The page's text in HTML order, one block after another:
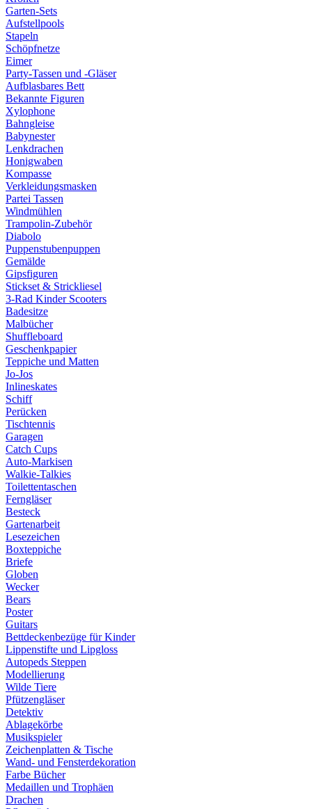
Garten-Sets
Aufstellpools
Stapeln
Schöpfnetze
Eimer
Party-Tassen und -Gläser
Aufblasbares Bett
Bekannte Figuren
Xylophone
Bahngleise
Babynester
Lenkdrachen
Honigwaben
Kompasse
Verkleidungsmasken
Partei Tassen
Windmühlen
Trampolin-Zubehör
Diabolo
Puppenstubenpuppen
Gemälde
Gipsfiguren
Stickset & Strickliesel
3-Rad Kinder Scooters
Badesitze
Malbücher
Shuffleboard
Geschenkpapier
Teppiche und Matten
Jo-Jos
Inlineskates
Schiff
Perücken
Tischtennis
Garagen
Catch Cups
Auto-Markisen
Walkie-Talkies
Toilettentaschen
Ferngläser
Besteck
Gartenarbeit
Lesezeichen
Boxteppiche
Briefe
Globen
Wecker
Bears
Poster
Guitars
Bettdeckenbezüge für Kinder
Lippenstifte und Lipgloss
Autopeds Steppen
Modellierung
Wilde Tiere
Pfützengläser
Detektiv
Ablagekörbe
Musikspieler
Zeichenplatten & Tische
Wand- und Fensterdekoration
Farbe Bücher
Medaillen und Trophäen
Drachen